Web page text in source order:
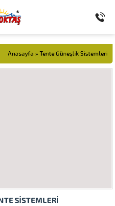
Anasayfa » Tente Güneşlik Sistemleri
SİSTEMLERİ